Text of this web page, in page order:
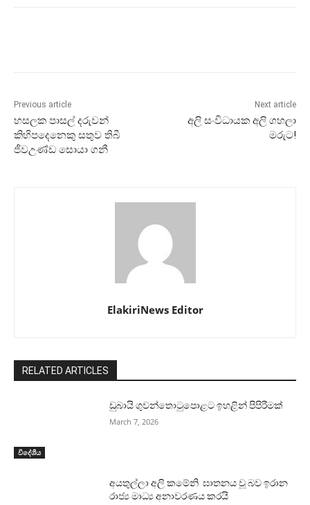
Previous article
හසලක පාසල් දරුවන්
කිහිපදෙනෙකු සතුව තිබී
ජීවඋණ්ඩ සොයා ගනී
Next article
අලි සංවිධායක අලි ගහලා
මරුට!
ElakiriNews Editor
RELATED ARTICLES
විදේශීය
ඩුබායි ගුවන්තොටුපොළට ඉහළින් පිපිරීමක්
March 7, 2026
අයතුල්ලා අලි කමේනි ඝාතනය වූ බව ඉරාන
රාජ්‍ය මාධ්‍ය අනාවරණය කරයි